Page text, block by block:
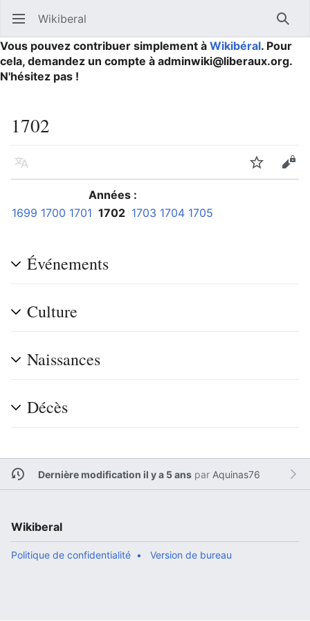
Ouvrir le menu principal Wikiberal
Vous pouvez contribuer simplement à Wikibéral. Pour
cela, demandez un compte à adminwiki@liberaux.org.
N'hésitez pas !
1702
Langue Suivre
Années :
1699 1700 1701 1702 1703 1704 1705
Événements
Culture
Naissances
Décès
Dernière modification il y a 5 anspar Aquinas76
Wikiberal
Politique de confidentialité Version de bureau